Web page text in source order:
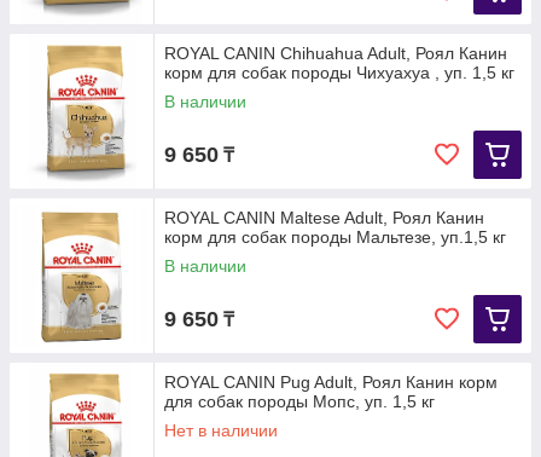
ROYAL CANIN Chihuahua Adult, Роял Канин
корм для собак породы Чихуахуа , уп. 1,5 кг
В наличии
9 650 ₸
ROYAL CANIN Maltese Adult, Роял Канин
корм для собак породы Мальтезе, уп.1,5 кг
В наличии
9 650 ₸
ROYAL CANIN Pug Adult, Роял Канин корм
для собак породы Мопс, уп. 1,5 кг
Нет в наличии